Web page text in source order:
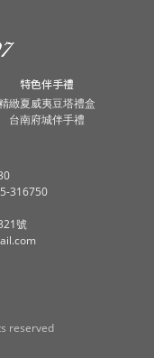
特色伴手禮
緻夏威夷豆塔禮盒
台南府城伴手禮
316750
號
reserved